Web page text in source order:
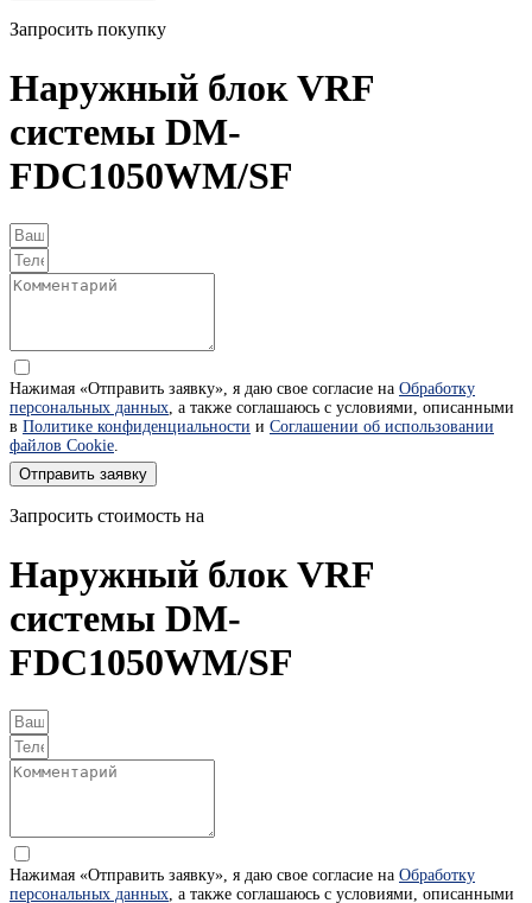
Запросить покупку
Наружный блок VRF
системы DM-
FDC1050WM/SF
Нажимая «Отправить заявку», я даю свое согласие на Обработку
персональных данных, а также соглашаюсь с условиями, описанными
в Политике конфиденциальности и Соглашении об использовании
файлов Cookie.
Отправить заявку
Запросить стоимость на
Наружный блок VRF
системы DM-
FDC1050WM/SF
Нажимая «Отправить заявку», я даю свое согласие на Обработку
персональных данных , а также соглашаюсь с условиями, описанными